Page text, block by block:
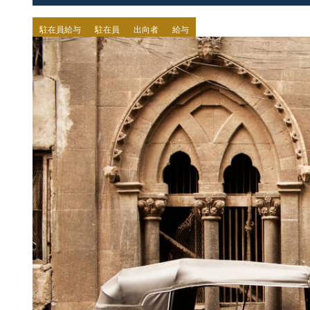
駐在員給与 駐在員 出向者 給与